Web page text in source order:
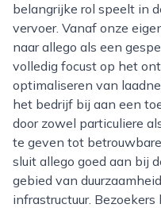
belangrijke rol speelt in
vervoer. Vanaf onze
naar allego als een
volledig focust op het
optimaliseren van
het bedrijf bij aan een
door zowel particuliere
te geven tot
sluit allego goed aan bij
gebied van
infrastructuur.